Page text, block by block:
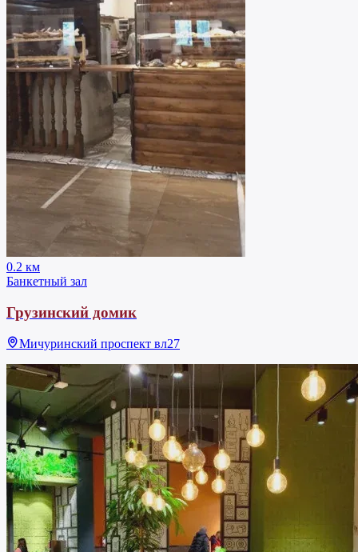
0.2 км
Банкетный зал
Грузинский домик
Мичуринский проспект вл27